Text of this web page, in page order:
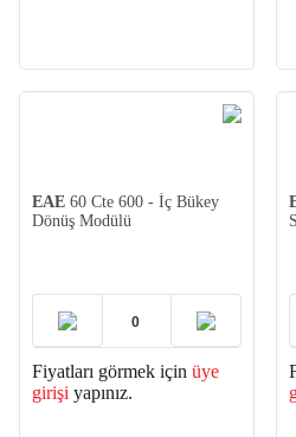
EAE 60 Cte 600 - İç Bükey
Dönüş Modülü
Fiyatları görmek için üye
girişi yapınız.